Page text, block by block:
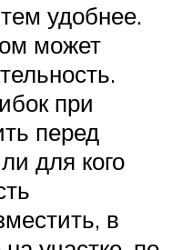
удобнее.
может
при
перед
для кого
в